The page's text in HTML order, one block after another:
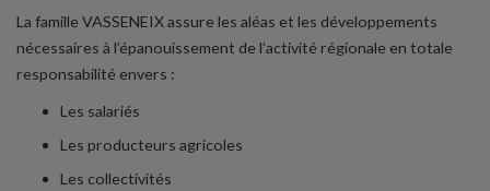
La famille VASSENEIX assure les aléas et les développements
nécessaires à l’épanouissement de l’activité régionale en totale
responsabilité envers :
Les salariés
Les producteurs agricoles
Les collectivités